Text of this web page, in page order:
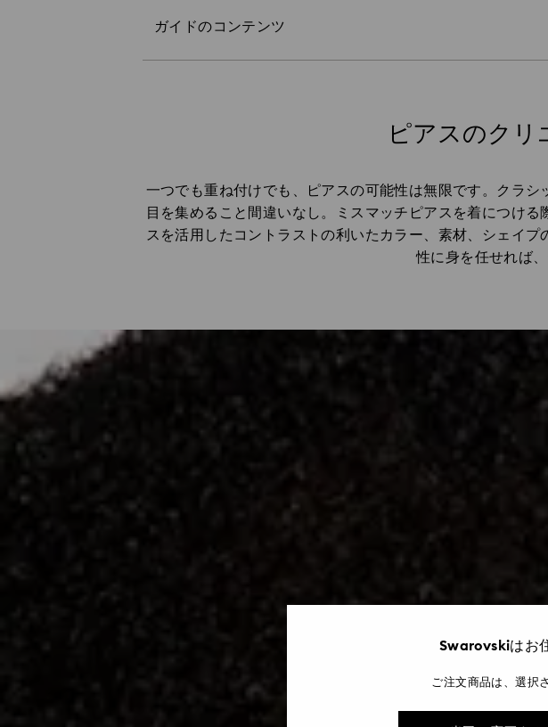
ガイドのコンテンツ
対照的なテーマ
ピアスのク
一つでも重ね付けでも、ピアスの可能性は無限です。クラシ
目を集めること間違いなし。ミスマッチピアスを着につけ
スを活用したコントラストの利いたカラー、素材、シェイ
性に身を任せれば
Swarovskiはお
ご注文商品は、選択